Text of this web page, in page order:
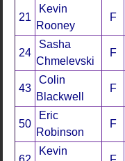
21
Kevin
Rooney
F
24
Sasha
Chmelevski
F
43
Colin
Blackwell
F
50
Eric
Robinson
F
Kevin